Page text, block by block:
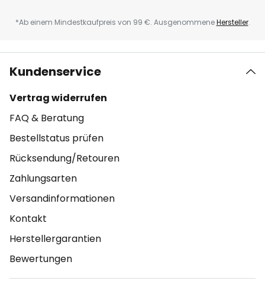
*Ab einem Mindestkaufpreis von 99 €. AusgenommeneHersteller.
Kundenservice
Vertrag widerrufen
FAQ & Beratung
Bestellstatus prüfen
Rücksendung/Retouren
Zahlungsarten
Versandinformationen
Kontakt
Herstellergarantien
Bewertungen